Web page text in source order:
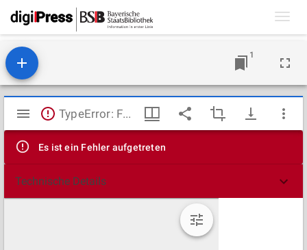
1
Mirador
Viewer
TypeError: Failed to fetch
Es ist ein Fehler aufgetreten
Technische Details